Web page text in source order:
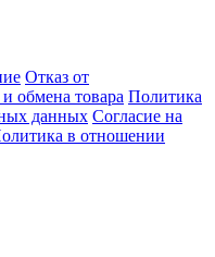
Отказ от
обмена товара Политика
данных Согласие на
в отношении